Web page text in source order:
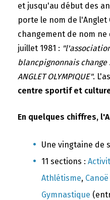
et jusqu'au début des
porte le nom de
changement de nom
juillet 1981 :
blancpignonnais
ANGLET OLYMPIQUE".
centre sportif et
En quelques chiffres,
Une vingtaine de
11 sections :
Athlétisme,
Gymnastique